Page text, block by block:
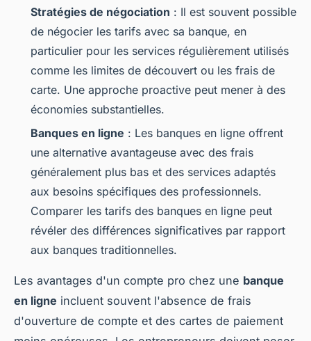
Stratégies de négociation : Il est souvent possible
de négocier les tarifs avec sa banque, en
particulier pour les services régulièrement utilisés
comme les limites de découvert ou les frais de
carte. Une approche proactive peut mener à des
économies substantielles.
Banques en ligne : Les banques en ligne offrent
une alternative avantageuse avec des frais
généralement plus bas et des services adaptés
aux besoins spécifiques des professionnels.
Comparer les tarifs des banques en ligne peut
révéler des différences significatives par rapport
aux banques traditionnelles.
Les avantages d'un compte pro chez une banque
en ligne incluent souvent l'absence de frais
d'ouverture de compte et des cartes de paiement